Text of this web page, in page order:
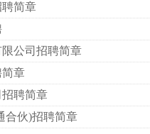
简章
公司招聘简章
章
聘简章
合伙)招聘简章